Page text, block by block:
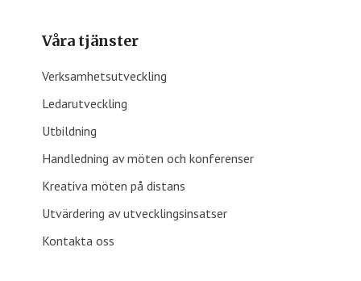
Våra tjänster
Verksamhetsutveckling
Ledarutveckling
Utbildning
Handledning av möten och konferenser
Kreativa möten på distans
Utvärdering av utvecklingsinsatser
Kontakta oss